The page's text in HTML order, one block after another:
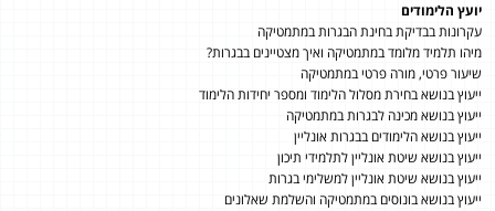
יועץ הלימודים
עקרונות בבדיקת בחינת הבגרות במתמטיקה
מיהו תלמיד מלומד במתמטיקה ואיך מצטיינים בבגרות?
שיעור פרטי, מורה פרטי במתמטיקה
ייעוץ בנושא בחירת מסלול הלימוד ומספר יחידות הלימוד
ייעוץ בנושא מכינה לבגרות במתמטיקה
ייעוץ בנושא הלימודים בבגרות אונליין
ייעוץ בנושא שיטת אונליין לתלמידי תיכון
ייעוץ בנושא שיטת אונליין למשלימי בגרות
ייעוץ בנושא בונוסים במתמטיקה והשלמת שאלונים